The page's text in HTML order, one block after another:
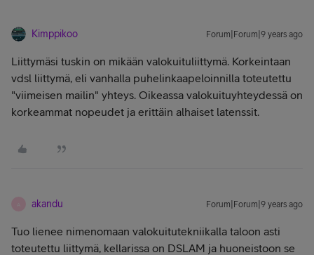
Kimppikoo Forum|Forum|9 years ago
Liittymäsi tuskin on mikään valokuituliittymä. Korkeintaan
vdsl liittymä, eli vanhalla puhelinkaapeloinnilla toteutettu
"viimeisen mailin" yhteys. Oikeassa valokuituyhteydessä on
korkeammat nopeudet ja erittäin alhaiset latenssit.
akandu Forum|Forum|9 years ago
Tuo lienee nimenomaan valokuitutekniikalla taloon asti
toteutettu liittymä, kellarissa on DSLAM ja huoneistoon se